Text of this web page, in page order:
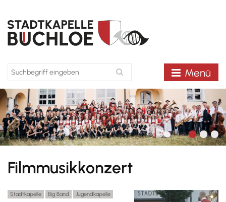
Menü
Filmmusikkonzert
Stadtkapelle Big Band Jugendkapelle